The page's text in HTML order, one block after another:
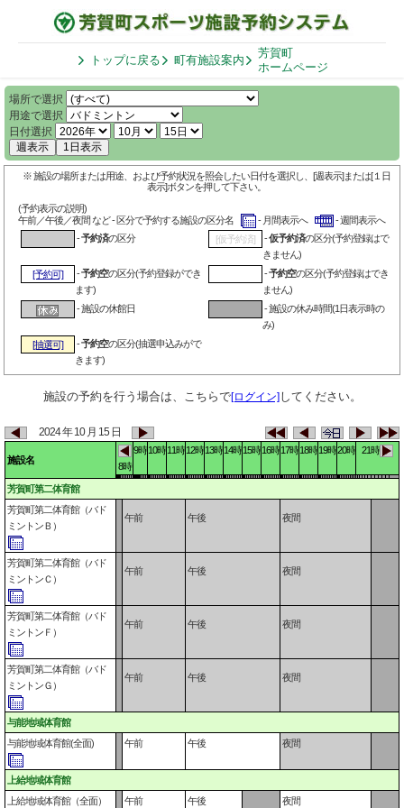
トップに戻る 町有施設案内
芳賀町
ホームページ
場所で選択
用途で選択
日付選択
週表示
1日表示
※ 施設の場所または用途、および予約状況を照会したい日付を選択し、[週表示]または[１日
表示]ボタンを押して下さい。
(予約表示の説明)
午前／午後／夜間 など - 区分で予約する施設の区分名
- 月間表示へ
- 週間表示へ
-予約済の区分 [仮予約済] -仮予約済の区分(予約登録はで
きません)
[予約可]
-予約空の区分(予約登録ができ
ます)
-予約空の区分(予約登録はでき
ません)
- 施設の休館日
- 施設の休み時間(1日表示時の
み)
[抽選可]
-予約空の区分(抽選申込みがで
きます)
施設の予約を行う場合は、こちらで[ログイン]してください。
2024 年 10 月 15 日
施設名
8時
9時10時11時12時13時14時15時16時17時18時19時20時 21時
芳賀町第二体育館
芳賀町第二体育館（バド
ミントンＢ）
午前 午後 夜間
芳賀町第二体育館（バド
ミントンＣ）
午前 午後 夜間
芳賀町第二体育館（バド
ミントンＦ）
午前 午後 夜間
芳賀町第二体育館（バド
ミントンＧ）
午前 午後 夜間
与能地域体育館
与能地域体育館(全面)
午前 午後 夜間
上給地域体育館
上給地域体育館（全面）
午前 午後 夜間